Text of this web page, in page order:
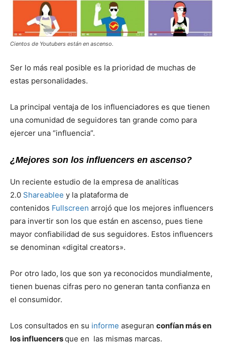
Cientos de Youtubers están en ascenso.
Ser lo más real posible es la prioridad de muchas de
estas personalidades.
La principal ventaja de los influenciadores es que tienen
una comunidad de seguidores tan grande como para
ejercer una “influencia”.
¿Mejores son los influencers en ascenso?
Un reciente estudio de la empresa de analíticas
2.0 Shareablee y la plataforma de
contenidos Fullscreen arrojó que los mejores influencers
para invertir son los que están en ascenso, pues tiene
mayor confiabilidad de sus seguidores. Estos influencers
se denominan «digital creators».
Por otro lado, los que son ya reconocidos mundialmente,
tienen buenas cifras pero no generan tanta confianza en
el consumidor.
Los consultados en su informe aseguran confían más en
los influencersque en las mismas marcas.